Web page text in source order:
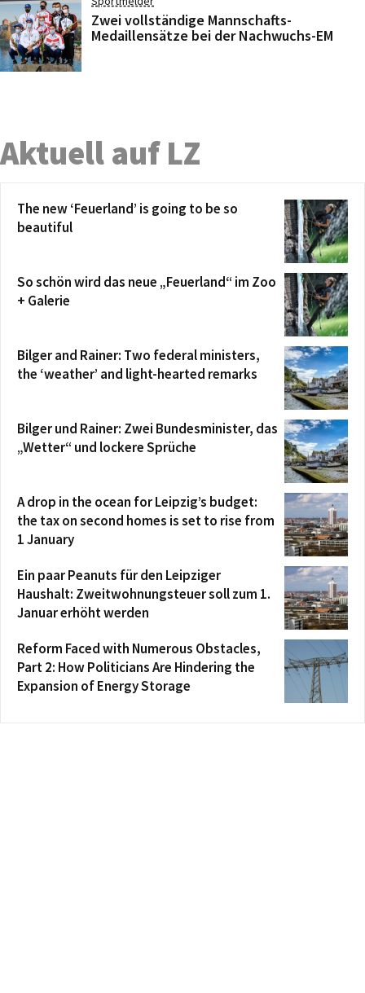
Zwei vollständige Mannschafts-
Medaillensätze bei der Nachwuchs-EM
Aktuell auf LZ
The new ‘Feuerland’ is going to be so
beautiful
So schön wird das neue „Feuerland“ im Zoo
+ Galerie
Bilger and Rainer: Two federal ministers,
the ‘weather’ and light-hearted remarks
Bilger und Rainer: Zwei Bundesminister, das
„Wetter“ und lockere Sprüche
A drop in the ocean for Leipzig’s budget:
the tax on second homes is set to rise from
1 January
Ein paar Peanuts für den Leipziger
Haushalt: Zweitwohnungsteuer soll zum 1.
Januar erhöht werden
Reform Faced with Numerous Obstacles,
Part 2: How Politicians Are Hindering the
Expansion of Energy Storage